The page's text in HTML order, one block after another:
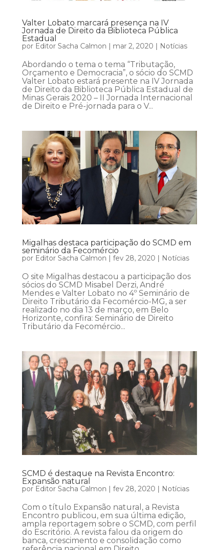
Valter Lobato marcará presença na IV
Jornada de Direito da Biblioteca Pública
Estadual
por Editor Sacha Calmon mar 2, 2020 Notícias
Abordando o tema o tema “Tributação,
Orçamento e Democracia”, o sócio do SCMD
Valter Lobato estará presente na IV Jornada
de Direito da Biblioteca Pública Estadual de
Minas Gerais 2020 – II Jornada Internacional
de Direito e Pré-jornada para o V...
Migalhas destaca participação do SCMD em
seminário da Fecomércio
por Editor Sacha Calmon | fev 28, 2020 | Notícias
O site Migalhas destacou a participação dos
sócios do SCMD Misabel Derzi, André
Mendes e Valter Lobato no 4º Seminário de
Direito Tributário da Fecomércio-MG, a ser
realizado no dia 13 de março, em Belo
Horizonte, confira: Seminário de Direito
Tributário da Fecomércio...
SCMD é destaque na Revista Encontro:
Expansão natural
por Editor Sacha Calmon fev 28, 2020 Notícias
Com o título Expansão natural, a Revista
Encontro publicou, em sua última edição,
ampla reportagem sobre o SCMD, com perfil
do Escritório. A revista falou da origem do
banca, crescimento e consolidação como